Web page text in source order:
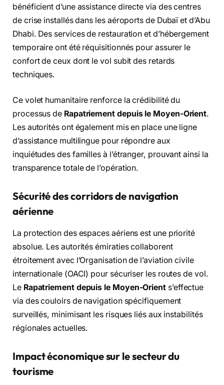
bénéficient d’une assistance directe via des centres
de crise installés dans les aéroports de Dubaï et d’Abu
Dhabi. Des services de restauration et d’hébergement
temporaire ont été réquisitionnés pour assurer le
confort de ceux dont le vol subit des retards
techniques.
Ce volet humanitaire renforce la crédibilité du
processus de Rapatriement depuis le Moyen-Orient.
Les autorités ont également mis en place une ligne
d’assistance multilingue pour répondre aux
inquiétudes des familles à l’étranger, prouvant ainsi la
transparence totale de l’opération.
Sécurité des corridors de navigation
aérienne
La protection des espaces aériens est une priorité
absolue. Les autorités émiraties collaborent
étroitement avec l’Organisation de l’aviation civile
internationale (OACI) pour sécuriser les routes de vol.
Le Rapatriement depuis le Moyen-Orients’effectue
via des couloirs de navigation spécifiquement
surveillés, minimisant les risques liés aux instabilités
régionales actuelles.
Impact économique sur le secteur du
tourisme